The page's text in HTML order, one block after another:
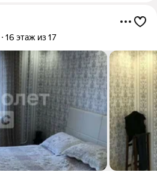
16 этаж из 17